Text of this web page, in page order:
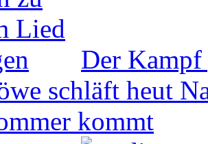
Der
schläft heut
kommt